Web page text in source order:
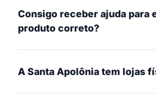
Consigo receber ajuda para
produto correto?
A Santa Apolônia tem lojas